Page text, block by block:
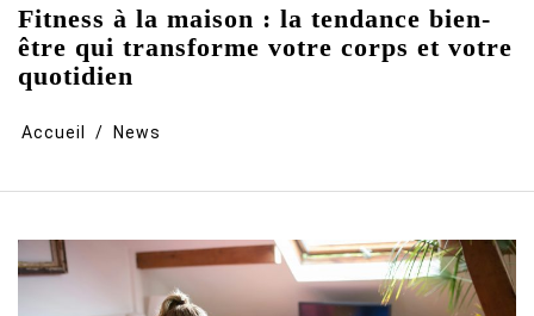
Fitness à la maison : la tendance bien-
être qui transforme votre corps et votre
quotidien
Accueil News